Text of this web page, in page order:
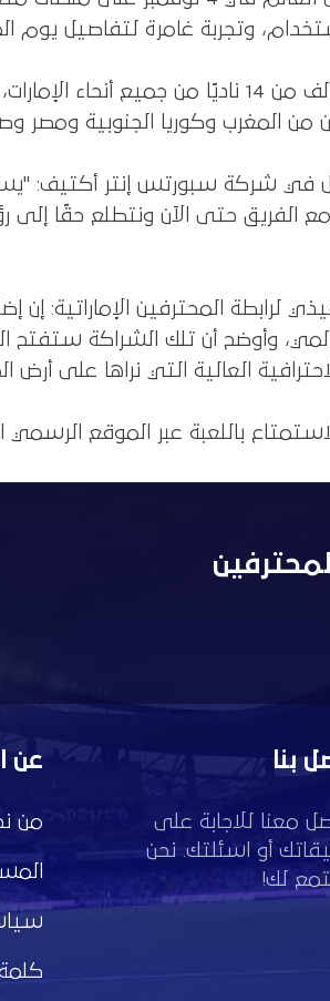
وتجربة غامرة لتفاصيل يوم
جدير بالذكر أن دوري أدنوك للمحترفين
من المغرب وكوريا الجنوبية ومصر
في شركة سبورتس إنتر أكتيف:
الفريق حتى الآن ونتطلع حقًا إلى
لرابطة المحترفين الإماراتية:
وأوضح أن تلك الشراكة
العالية التي نراها على أرض
باللعبة عبر الموقع
بنا
معنا للاجابة على
أو اسئلتك. نحن
لك!
عن
من